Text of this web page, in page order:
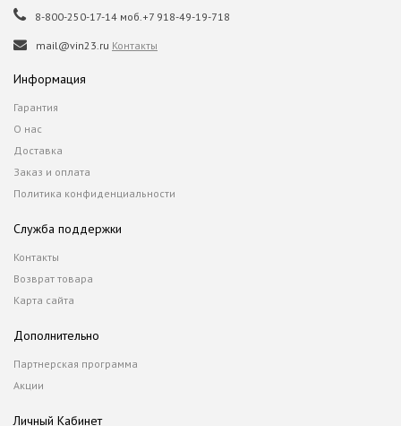
8-800-250-17-14 моб.+7 918-49-19-718
mail@vin23.ru Контакты
Информация
Гарантия
О нас
Доставка
Заказ и оплата
Политика конфиденциальности
Служба поддержки
Контакты
Возврат товара
Карта сайта
Дополнительно
Партнерская программа
Акции
Личный Кабинет